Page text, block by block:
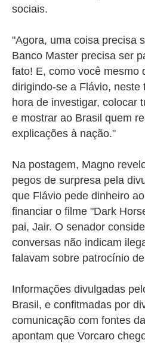
sociais.
"Agora, uma coisa precisa
Banco Master precisa ser
fato! E, como você
dirigindo-se a Flávio,
hora de investigar, colocar
e mostrar ao Brasil quem
explicações à nação."
Na postagem, Magno
pegos de surpresa pela
que Flávio pede dinheiro
financiar o filme "Dark
pai, Jair. O senador
conversas não indicam
falavam sobre patrocínio
Informações divulgadas
Brasil, e confitmadas por
comunicação com fontes
apontam que Vorcaro